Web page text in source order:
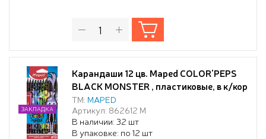
Карандаши 12 цв. Maped COLOR'PEPS
BLACK MONSTER , пластиковые, в к/кор
ТМ: MAPED
Артикул: 862612 М
В наличии: 32 шт
В упаковке: по 12 шт
ЗАКЛАДКА